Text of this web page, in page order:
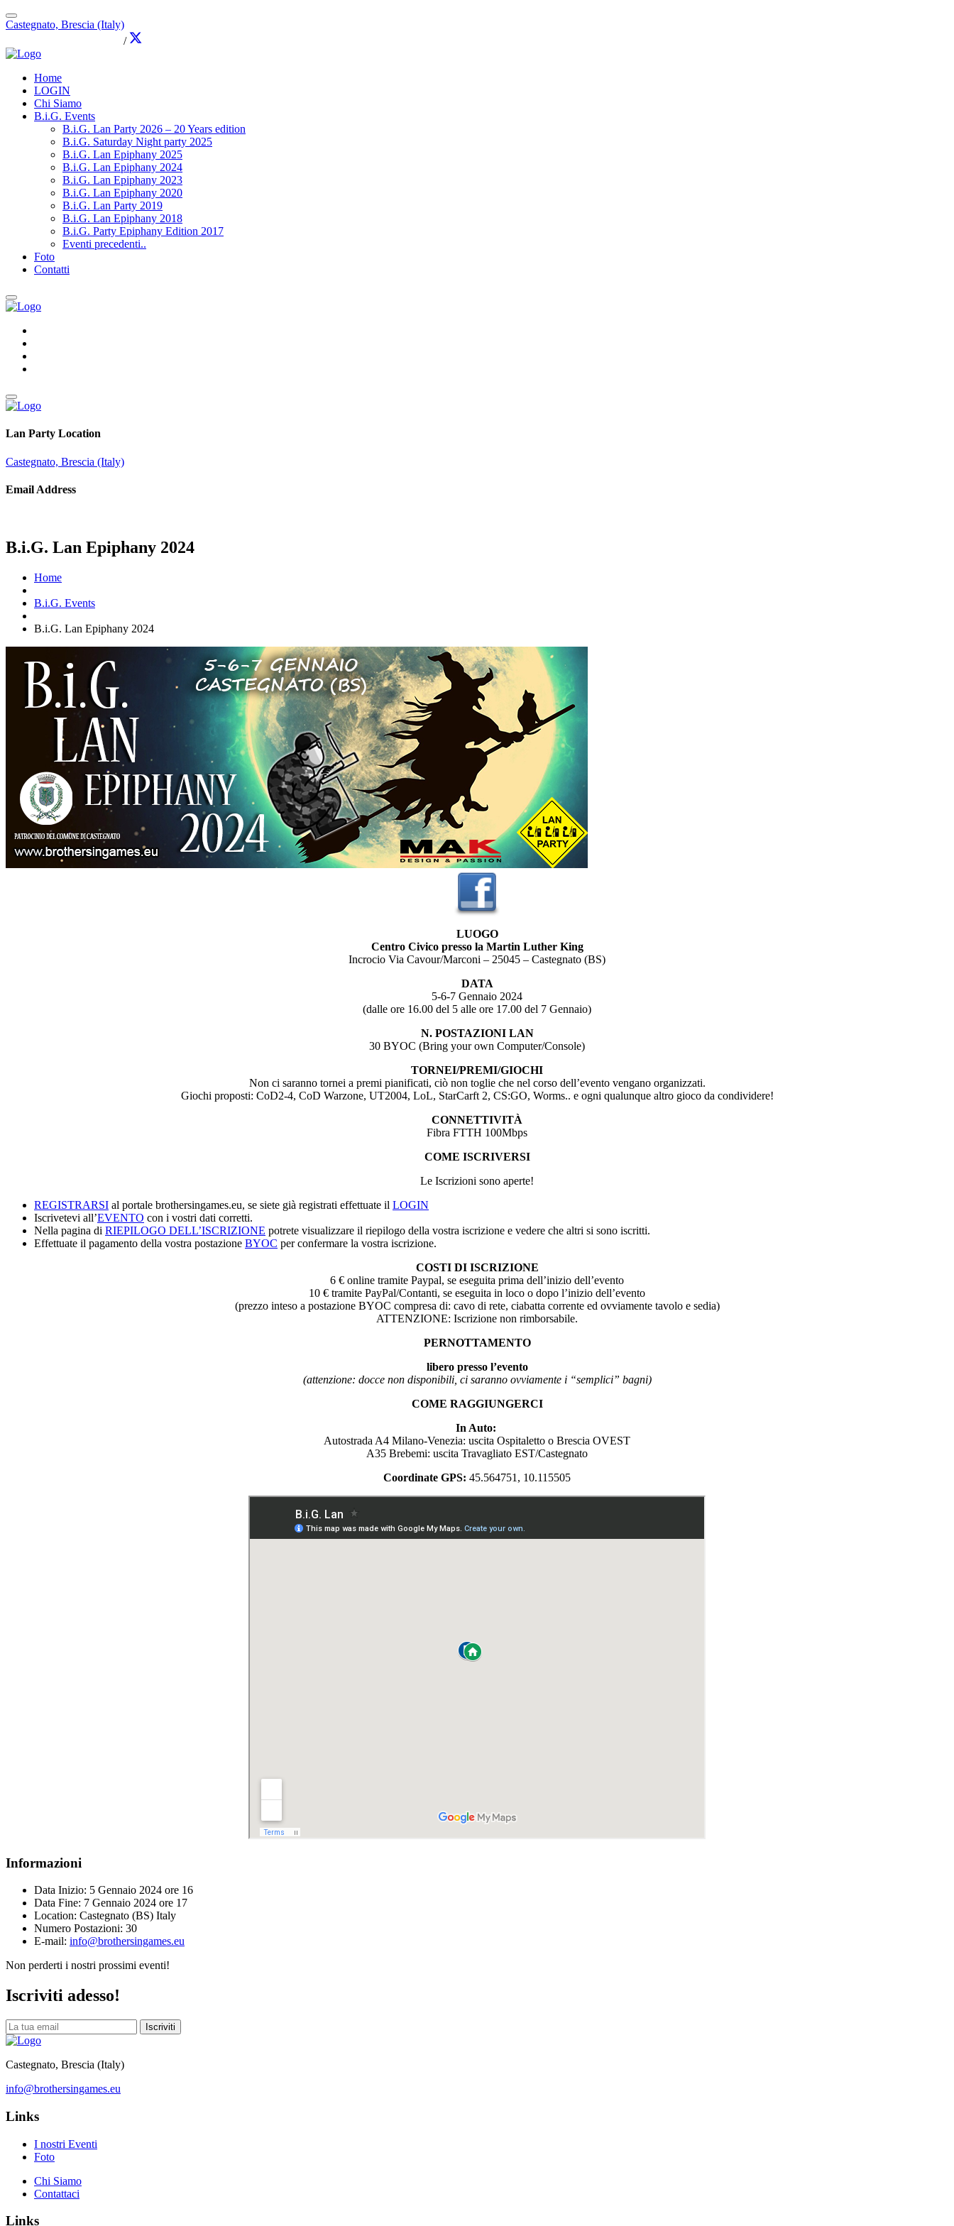
Castegnato, Brescia (Italy)
/
Home
LOGIN
Chi Siamo
B.i.G. Events
B.i.G. Lan Party 2026 – 20 Years edition
B.i.G. Saturday Night party 2025
B.i.G. Lan Epiphany 2025
B.i.G. Lan Epiphany 2024
B.i.G. Lan Epiphany 2023
B.i.G. Lan Epiphany 2020
B.i.G. Lan Party 2019
B.i.G. Lan Epiphany 2018
B.i.G. Party Epiphany Edition 2017
Eventi precedenti..
Foto
Contatti
Lan Party Location
Castegnato, Brescia (Italy)
Email Address
B.i.G. Lan Epiphany 2024
Home
B.i.G. Events
B.i.G. Lan Epiphany 2024
LUOGO
Centro Civico presso la Martin Luther King
Incrocio Via Cavour/Marconi – 25045 – Castegnato (BS)
DATA
5-6-7 Gennaio 2024
(dalle ore 16.00 del 5 alle ore 17.00 del 7 Gennaio)
N. POSTAZIONI LAN
30 BYOC (Bring your own Computer/Console)
TORNEI/PREMI/GIOCHI
Non ci saranno tornei a premi pianificati, ciò non toglie che nel corso dell’evento vengano organizzati.
Giochi proposti: CoD2-4, CoD Warzone, UT2004, LoL, StarCarft 2, CS:GO, Worms.. e ogni qualunque altro gioco da condividere!
CONNETTIVITÀ
Fibra FTTH 100Mbps
COME ISCRIVERSI
Le Iscrizioni sono aperte!
REGISTRARSI al portale brothersingames.eu, se siete già registrati effettuate il LOGIN
Iscrivetevi all’EVENTO con i vostri dati corretti.
Nella pagina di RIEPILOGO DELL’ISCRIZIONE potrete visualizzare il riepilogo della vostra iscrizione e vedere che altri si sono iscritti.
Effettuate il pagamento della vostra postazione BYOC per confermare la vostra iscrizione.
COSTI DI ISCRIZIONE
6 € online tramite Paypal, se eseguita prima dell’inizio dell’evento
10 € tramite PayPal/Contanti, se eseguita in loco o dopo l’inizio dell’evento
(prezzo inteso a postazione BYOC compresa di: cavo di rete, ciabatta corrente ed ovviamente tavolo e sedia)
ATTENZIONE: Iscrizione non rimborsabile.
PERNOTTAMENTO
libero presso l’evento
(attenzione: docce non disponibili, ci saranno ovviamente i “semplici” bagni)
COME RAGGIUNGERCI
In Auto:
Autostrada A4 Milano-Venezia: uscita Ospitaletto o Brescia OVEST
A35 Brebemi: uscita Travagliato EST/Castegnato
Coordinate GPS: 45.564751, 10.115505
Informazioni
Data Inizio: 5 Gennaio 2024 ore 16
Data Fine: 7 Gennaio 2024 ore 17
Location: Castegnato (BS) Italy
Numero Postazioni: 30
E-mail: info@brothersingames.eu
Non perderti i nostri prossimi eventi!
Iscriviti adesso!
Iscriviti
Castegnato, Brescia (Italy)
info@brothersingames.eu
Links
I nostri Eventi
Foto
Chi Siamo
Contattaci
Links